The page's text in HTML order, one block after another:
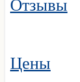
Отзывы
Цены